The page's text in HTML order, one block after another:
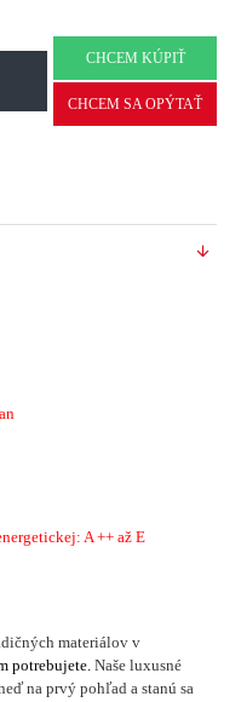
CHCEM KÚPIŤ
CHCEM SA OPÝTAŤ
A ++ až E
materiálov v
potrebujete. Naše luxusné
na prvý pohľad a stanú sa